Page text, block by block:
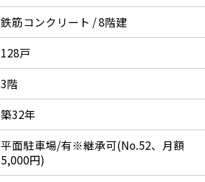
鉄筋コンクリート / 8階建
128戸
3階
築32年
平面駐車場/有※継承可(No.52、月額
5,000円)